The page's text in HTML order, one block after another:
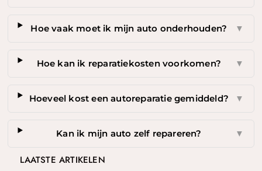
Hoe vaak moet ik mijn auto onderhouden? ▼
Hoe kan ik reparatiekosten voorkomen? ▼
Hoeveel kost een autoreparatie gemiddeld? ▼
Kan ik mijn auto zelf repareren? ▼
LAATSTE ARTIKELEN